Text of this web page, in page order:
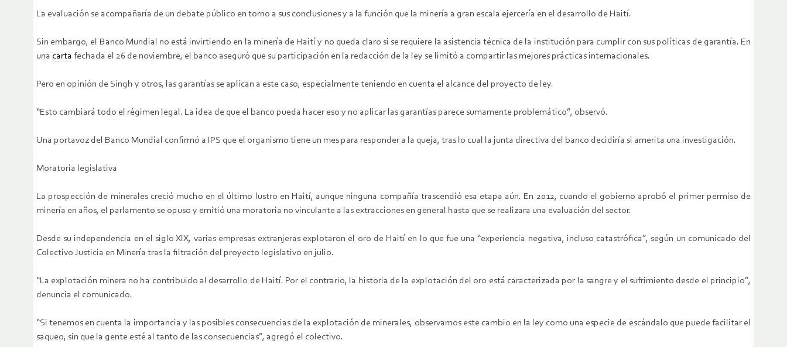
La evaluación se acompañaría de un debate público en torno a sus conclusiones y a la función que la minería a gran escala ejercería en el desarrollo de Haití.
Sin embargo, el Banco Mundial no está invirtiendo en la minería de Haití y no queda claro si se requiere la asistencia técnica de la institución para cumplir con sus políticas de garantía. En
una carta fechada el 26 de noviembre, el banco aseguró que su participación en la redacción de la ley se limitó a compartir las mejores prácticas internacionales.
Pero en opinión de Singh y otros, las garantías se aplican a este caso, especialmente teniendo en cuenta el alcance del proyecto de ley.
“Esto cambiará todo el régimen legal. La idea de que el banco pueda hacer eso y no aplicar las garantías parece sumamente problemático”, observó.
Una portavoz del Banco Mundial confirmó a IPS que el organismo tiene un mes para responder a la queja, tras lo cual la junta directiva del banco decidiría si amerita una investigación.
Moratoria legislativa
La prospección de minerales creció mucho en el último lustro en Haití, aunque ninguna compañía trascendió esa etapa aún. En 2012, cuando el gobierno aprobó el primer permiso de
minería en años, el parlamento se opuso y emitió una moratoria no vinculante a las extracciones en general hasta que se realizara una evaluación del sector.
Desde su independencia en el siglo XIX, varias empresas extranjeras explotaron el oro de Haití en lo que fue una “experiencia negativa, incluso catastrófica”, según un comunicado del
Colectivo Justicia en Minería tras la filtración del proyecto legislativo en julio.
“La explotación minera no ha contribuido al desarrollo de Haití. Por el contrario, la historia de la explotación del oro está caracterizada por la sangre y el sufrimiento desde el principio”,
denuncia el comunicado.
“Si tenemos en cuenta la importancia y las posibles consecuencias de la explotación de minerales, observamos este cambio en la ley como una especie de escándalo que puede facilitar el
saqueo, sin que la gente esté al tanto de las consecuencias”, agregó el colectivo.